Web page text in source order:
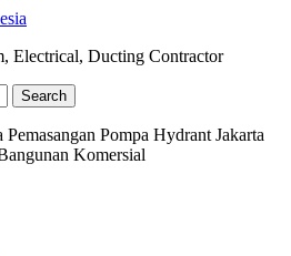
Electrical, Ducting Contractor
Search
Pemasangan Pompa Hydrant Jakarta
Komersial